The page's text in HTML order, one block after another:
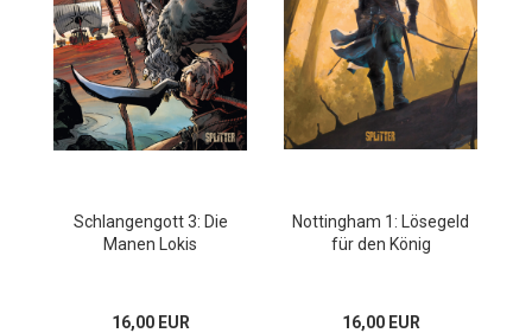
Schlangengott 3: Die
Manen Lokis
16,00 EUR
Nottingham 1: Lösegeld
für den König
16,00 EUR